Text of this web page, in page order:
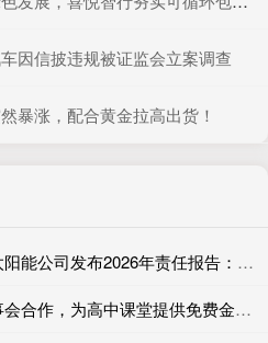
因信披违规被证监会立案调查
暴涨，配合黄金拉高出货！
炒股什么是杠杆原理 第一太阳能公司发布2026年责任报告：本土制造创造多重价值
股市杠杆率 财捷与大学理事会合作，为高中课堂提供免费金融工具与资源